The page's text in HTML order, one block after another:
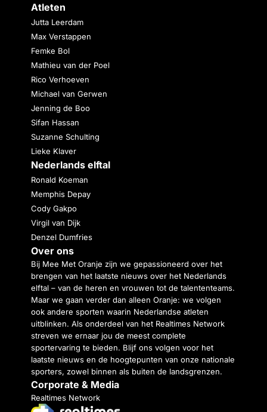
Atleten
Jutta Leerdam
Max Verstappen
Femke Bol
Mathieu van der Poel
Rico Verhoeven
Michael van Gerwen
Jenning de Boo
Sifan Hassan
Suzanne Schulting
Lieke Klaver
Nederlands elftal
Ronald Koeman
Memphis Depay
Cody Gakpo
Virgil van Dijk
Denzel Dumfries
Over ons
Bij Mee Met Oranje zijn we gepassioneerd over het
brengen van het laatste nieuws over het Nederlands
elftal – van de heren en vrouwen tot de talententeams.
Maar we gaan verder dan alleen Oranje: we volgen
ook andere sporten waarin Nederlandse atleten
uitblinken. Als onderdeel van het Realtimes Network
streven we ernaar jou de meest complete
sportervaring te bieden. Blijf ons volgen voor het
laatste nieuws en de hoogtepunten van onze nationale
sporters, zowel binnen als buiten de landsgrenzen.
Corporate & Media
Realtimes Network